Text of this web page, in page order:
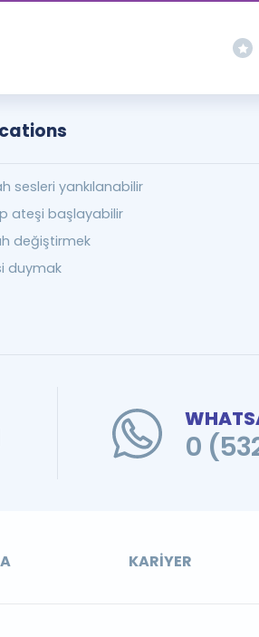
sesleri yankılanabilir
ateşi başlayabilir
değiştirmek
duymak
0
KARIYER